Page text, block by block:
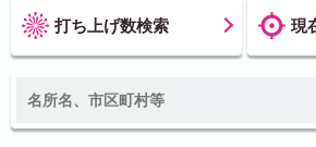
打ち上げ数検索 現